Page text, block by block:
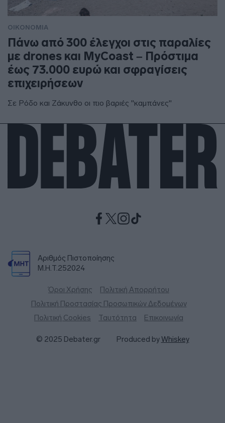
ΟΙΚΟΝΟΜΙΑ
Πάνω από 300 έλεγχοι στις παραλίες
με drones και MyCoast – Πρόστιμα
έως 73.000 ευρώ και σφραγίσεις
επιχειρήσεων
Σε Ρόδο και Ζάκυνθο οι πιο βαριές "καμπάνες"
Αριθμός Πιστοποίησης
Μ.Η.Τ.252024
Όροι Χρήσης
Πολιτική Απορρήτου
Πολιτική Προστασίας Προσωπικών Δεδομένων
Πολιτική Cookies
Ταυτότητα Επικοινωνία
© 2025 Debater.gr Produced byWhiskey